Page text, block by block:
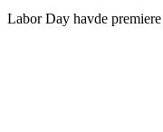
Labor Day havde